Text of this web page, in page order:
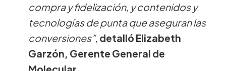
compra y fidelización, y contenidos y
tecnologías de punta que aseguran las
conversiones”, detalló Elizabeth
Garzón, Gerente General de